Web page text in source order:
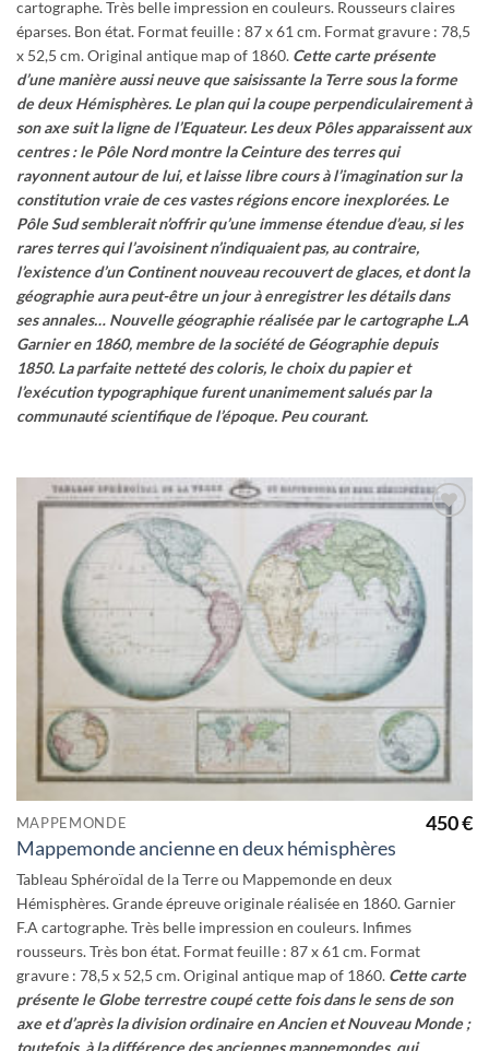
cartographe. Très belle impression en couleurs. Rousseurs claires
éparses. Bon état. Format feuille : 87 x 61 cm. Format gravure : 78,5
x 52,5 cm. Original antique map of 1860. Cette carte présente
d’une manière aussi neuve que saisissante la Terre sous la forme
de deux Hémisphères. Le plan qui la coupe perpendiculairement à
son axe suit la ligne de l’Equateur. Les deux Pôles apparaissent aux
centres : le Pôle Nord montre la Ceinture des terres qui
rayonnent autour de lui, et laisse libre cours à l’imagination sur la
constitution vraie de ces vastes régions encore inexplorées. Le
Pôle Sud semblerait n’offrir qu’une immense étendue d’eau, si les
rares terres qui l’avoisinent n’indiquaient pas, au contraire,
l’existence d’un Continent nouveau recouvert de glaces, et dont la
géographie aura peut-être un jour à enregistrer les détails dans
ses annales… Nouvelle géographie réalisée par le cartographe L.A
Garnier en 1860, membre de la société de Géographie depuis
1850. La parfaite netteté des coloris, le choix du papier et
l’exécution typographique furent unanimement salués par la
communauté scientifique de l’époque. Peu courant.
wishlist
MAPPEMONDE
Mappemonde ancienne en deux hémisphères
450€
Tableau Sphéroïdal de la Terre ou Mappemonde en deux
Hémisphères. Grande épreuve originale réalisée en 1860. Garnier
F.A cartographe. Très belle impression en couleurs. Infimes
rousseurs. Très bon état. Format feuille : 87 x 61 cm. Format
gravure : 78,5 x 52,5 cm. Original antique map of 1860. Cette carte
présente le Globe terrestre coupé cette fois dans le sens de son
axe et d’après la division ordinaire en Ancien et Nouveau Monde ;